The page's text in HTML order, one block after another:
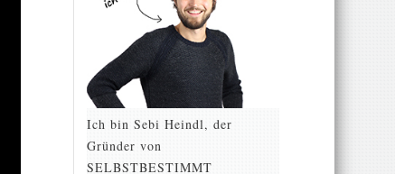
Ich bin Sebi Heindl, der
Gründer von
SELBSTBESTIMMT